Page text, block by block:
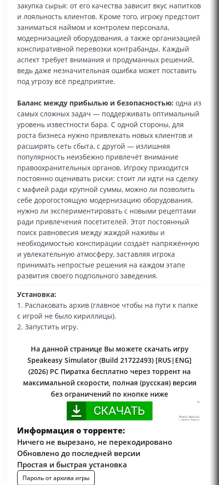
закупка сырья: от его качества зависит вкус напитков
и лояльность клиентов. Кроме того, игроку предстоит
заниматься наймом и контролем персонала,
модернизацией оборудования, а также организацией
конспиративной перевозки контрабанды. Каждый
аспект требует внимания и продуманных решений,
ведь даже незначительная ошибка может поставить
под угрозу всё предприятие.
Баланс между прибылью и безопасностью: одна из
самых сложных задач — поддерживать оптимальный
уровень известности бара. С одной стороны, для
роста бизнеса нужно привлекать новых клиентов и
расширять сеть сбыта, с другой — излишняя
популярность неизбежно привлечёт внимание
правоохранительных органов. Игроку приходится
постоянно оценивать риски: стоит ли идти на сделку
с мафией ради крупной суммы, можно ли позволить
себе дорогостоящую модернизацию оборудования,
нужно ли экспериментировать с новыми рецептами
ради привлечения посетителей. Этот постоянный
поиск равновесия между жаждой наживы и
необходимостью конспирации создаёт напряжённую
и увлекательную атмосферу, заставляя игрока
принимать непростые решения на каждом этапе
развития своего подпольного заведения.
Установка:
1. Распаковать архив (главное чтобы на пути к папке
с игрой не было кириллицы).
2. Запустить игру.
На данной странице Вы можете скачать игру
Speakeasy Simulator (Build 21722493) [RUS|ENG]
(2026) PC Пиратка бесплатно через торрент на
максимальной скорости, полная (русская) версия
без ограничений по кнопке ниже
Информация о торренте:
Ничего не вырезано, не перекодировано
Обновлено до последней версии
Простая и быстрая установка
Пароль от архива игры